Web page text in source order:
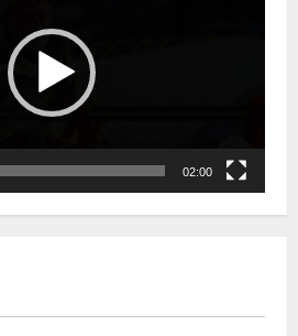
02:00